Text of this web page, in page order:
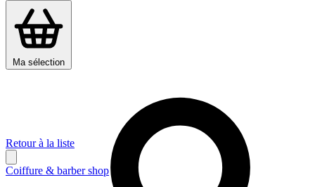
Ma sélection
Retour à la liste
Coiffure & barber shop